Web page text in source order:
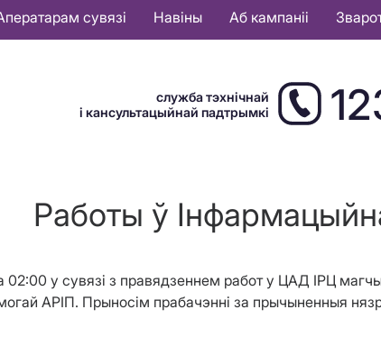
сувязі Навіны Аб кампаніі
служба тэхнічнай
і кансультацыйнай падтрымкі
Работы ў
у сувязі з правядзеннем работ у ЦАД IРЦ
АРIП. Прыносім прабачэнні за прычыненныя